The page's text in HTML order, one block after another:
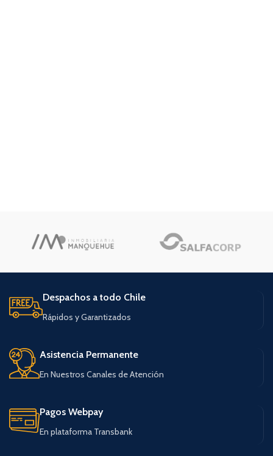
Despachos a todo Chile
Rápidos y Garantizados
Asistencia Permanente
En Nuestros Canales de Atención
Pagos Webpay
En plataforma Transbank